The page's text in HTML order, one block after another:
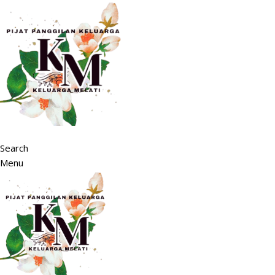
Search
Menu